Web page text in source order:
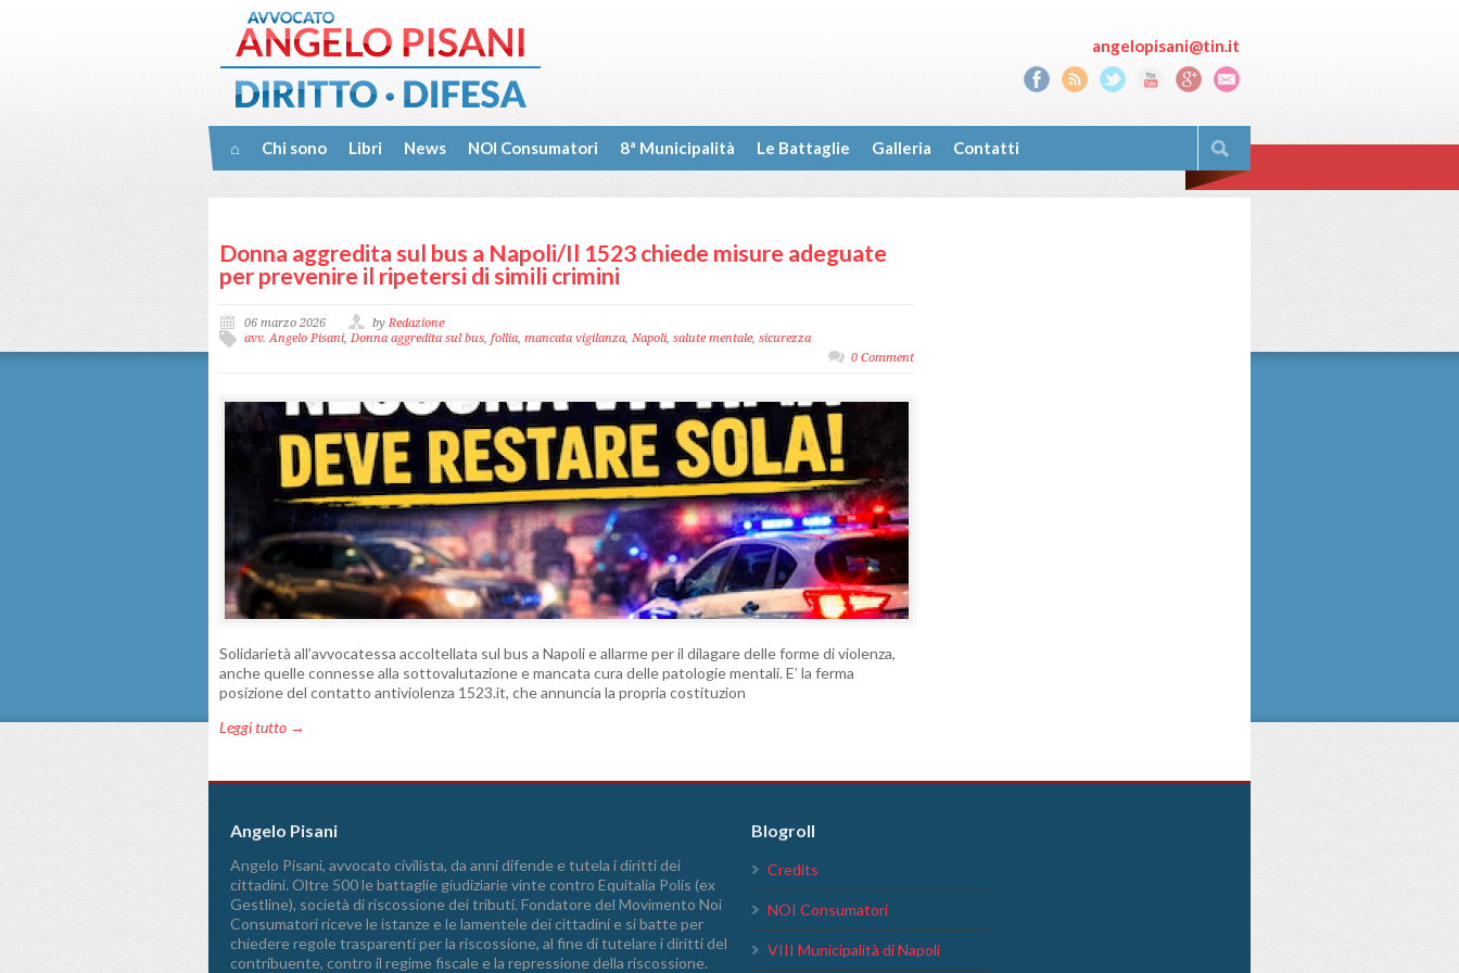
angelopisani@tin.it
⌂ Chi sono Libri News NOI Consumatori 8ª Municipalità Le Battaglie Galleria Contatti
Donna aggredita sul bus a Napoli/Il 1523 chiede misure adeguate
per prevenire il ripetersi di simili crimini
06 marzo 2026 byRedazione
avv. Angelo Pisani, Donna aggredita sul bus, follia, mancata vigilanza, Napoli, salute mentale, sicurezza
0 Comment
Solidarietà all’avvocatessa accoltellata sul bus a Napoli e allarme per il dilagare delle forme di violenza,
anche quelle connesse alla sottovalutazione e mancata cura delle patologie mentali. E’ la ferma
posizione del contatto antiviolenza 1523.it, che annuncia la propria costituzion
Leggi tutto →
Angelo Pisani
Angelo Pisani, avvocato civilista, da anni difende e tutela i diritti dei
cittadini. Oltre 500 le battaglie giudiziarie vinte contro Equitalia Polis (ex
Gestline), società di riscossione dei tributi. Fondatore del Movimento Noi
Consumatori riceve le istanze e le lamentele dei cittadini e si batte per
chiedere regole trasparenti per la riscossione, al fine di tutelare i diritti del
contribuente, contro il regime fiscale e la repressione della riscossione.
Blogroll
Credits
NOI Consumatori
VIII Municipalità di Napoli